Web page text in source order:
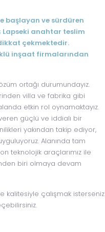
başlayan ve sürdüren
Lapseki anahtar teslim
çekmektedir.
inşaat firmalarından
ortağı durumundayız.
villa ve fabrika gibi
etkin rol oynamaktayız.
güçlü ve iddialı bir
yakından takip ediyor,
Alanında tam
teknolojik araçlarımız ile
biri olmaya devam
kalitesiyle çalışmak isterseniz